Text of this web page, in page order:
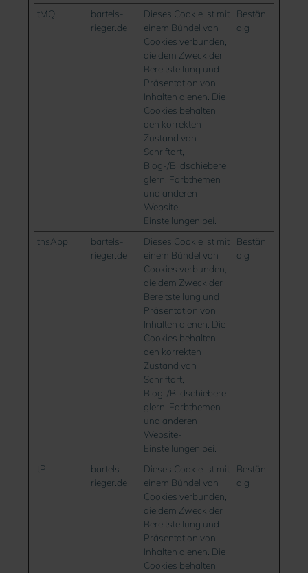
tMQ
bartels-
rieger.de
Dieses Cookie ist mit
einem Bündel von
Cookies verbunden,
die dem Zweck der
Bereitstellung und
Präsentation von
Inhalten dienen. Die
Cookies behalten
den korrekten
Zustand von
Schriftart,
Blog-/Bildschiebere
glern, Farbthemen
und anderen
Website-
Einstellungen bei.
Bestän
dig
tnsApp
bartels-
rieger.de
Dieses Cookie ist mit
einem Bündel von
Cookies verbunden,
die dem Zweck der
Bereitstellung und
Präsentation von
Inhalten dienen. Die
Cookies behalten
den korrekten
Zustand von
Schriftart,
Blog-/Bildschiebere
glern, Farbthemen
und anderen
Website-
Einstellungen bei.
Bestän
dig
tPL
bartels-
rieger.de
Dieses Cookie ist mit
einem Bündel von
Cookies verbunden,
die dem Zweck der
Bereitstellung und
Präsentation von
Inhalten dienen. Die
Cookies behalten
Bestän
dig